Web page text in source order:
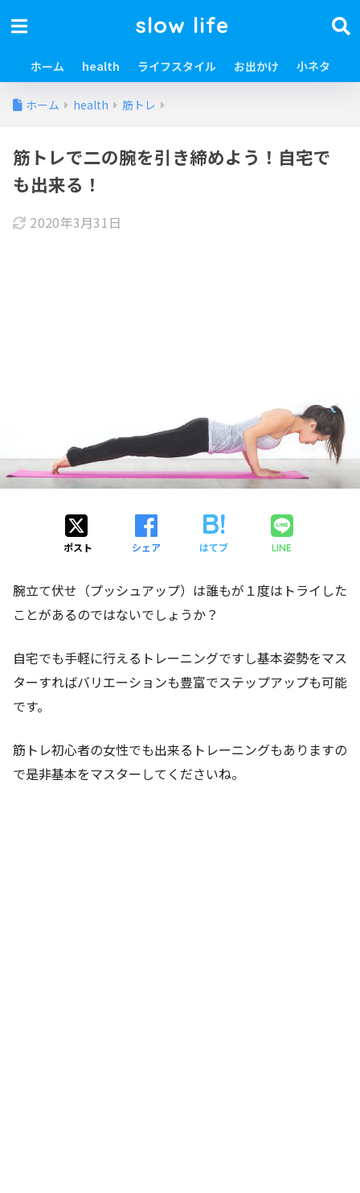
slow life
ホーム health ライフスタイル お出かけ 小ネタ
ホーム health 筋トレ
筋トレで二の腕を引き締めよう！自宅で
も出来る！
2020年3月31日
ポスト シェア はてブ LINE
腕立て伏せ（プッシュアップ）は誰もが１度はトライした
ことがあるのではないでしょうか？
自宅でも手軽に行えるトレーニングですし基本姿勢をマス
ターすればバリエーションも豊富でステップアップも可能
です。
筋トレ初心者の女性でも出来るトレーニングもありますの
で是非基本をマスターしてくださいね。